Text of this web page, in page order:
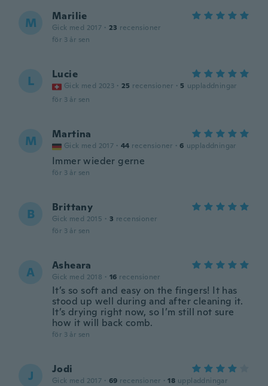
M Marilie
Gick med 2017 · 23 recensioner
för 3 år sen
L Lucie
Gick med 2023 · 25 recensioner · 5 uppladdningar
för 3 år sen
M Martina
Gick med 2017 · 44 recensioner · 6 uppladdningar
Immer wieder gerne
för 3 år sen
B Brittany
Gick med 2015 · 3 recensioner
för 3 år sen
A Asheara
Gick med 2018 · 16 recensioner
It’s so soft and easy on the fingers! It has
stood up well during and after cleaning it.
It’s drying right now, so I’m still not sure
how it will back comb.
för 3 år sen
J Jodi
Gick med 2017 · 69 recensioner · 18 uppladdningar